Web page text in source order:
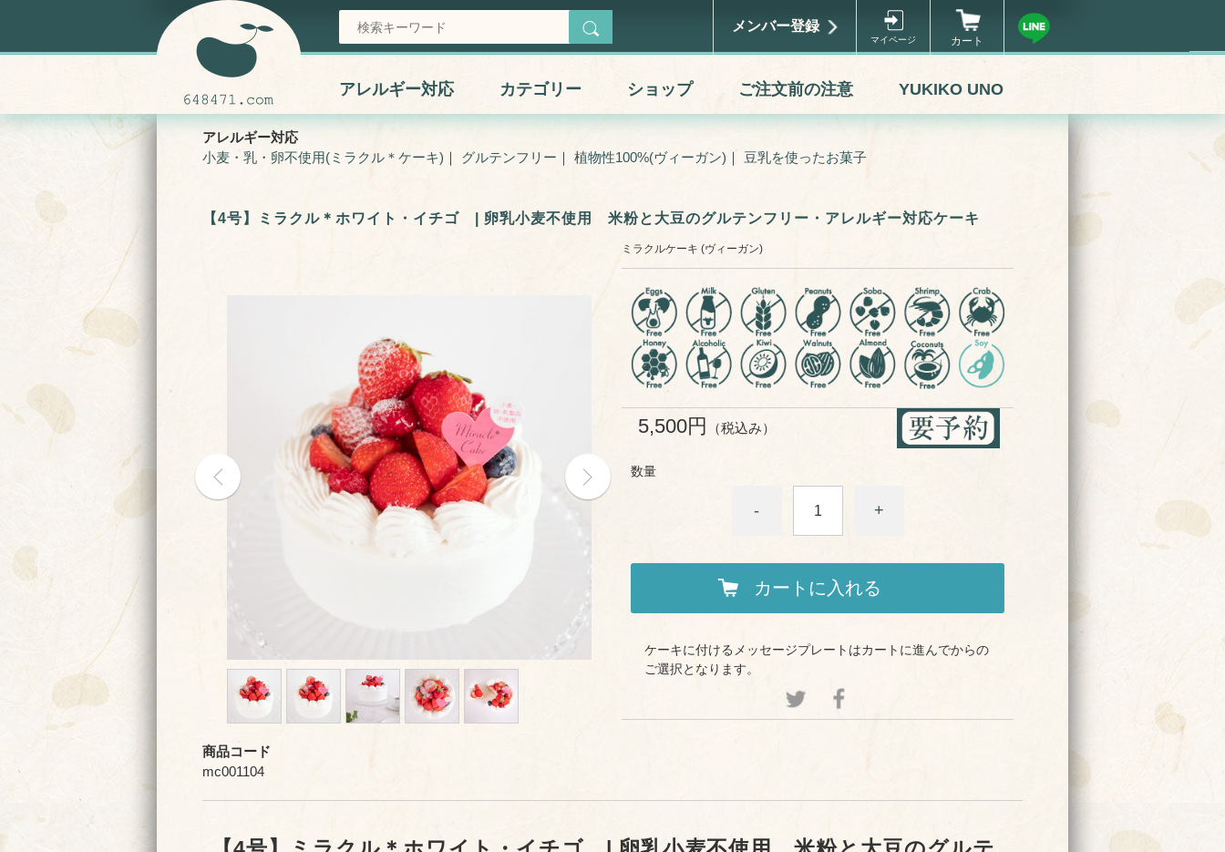
メンバー登録
マイページ カート
アレルギー対応 カテゴリー ショップ ご注文前の注意 YUKIKO UNO
ミラクルケーキ (ヴィーガン) 【4号】ミラクル＊ホワイト・イチゴ | 卵乳小麦不使用 米粉と大豆のグルテンフリー・アレルギー対応ケーキ
アレルギー対応
小麦・乳・卵不使用(ミラクル＊ケーキ) ｜ グルテンフリー ｜ 植物性100%(ヴィーガン) ｜ 豆乳を使ったお菓子
【4号】ミラクル＊ホワイト・イチゴ | 卵乳小麦不使用 米粉と大豆のグルテンフリー・アレルギー対応ケーキ
商品コード
mc001104
ミラクルケーキ (ヴィーガン)
5,500円 （税込み）
数量
- +
カートに入れる
ケーキに付けるメッセージプレートはカートに進んでからの
ご選択となります。